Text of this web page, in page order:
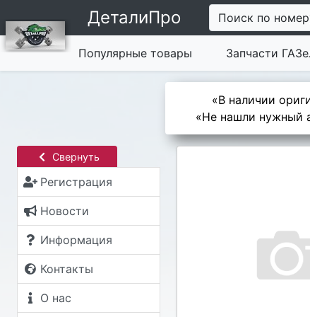
ДеталиПро Поиск по
Популярные товары Запчасти
«В наличии
«Не нашли нужный
Свернуть
Регистрация
Новости
Информация
Контакты
О нас